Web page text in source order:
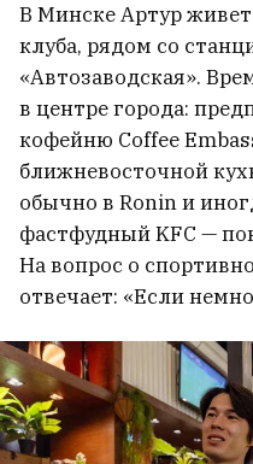
В Минске Артур живет
клуба, рядом со
«Автозаводская».
в центре города:
кофейню Coffee
ближневосточной
обычно в Ronin и
фастфудный KFC —
На вопрос о
отвечает: «Если